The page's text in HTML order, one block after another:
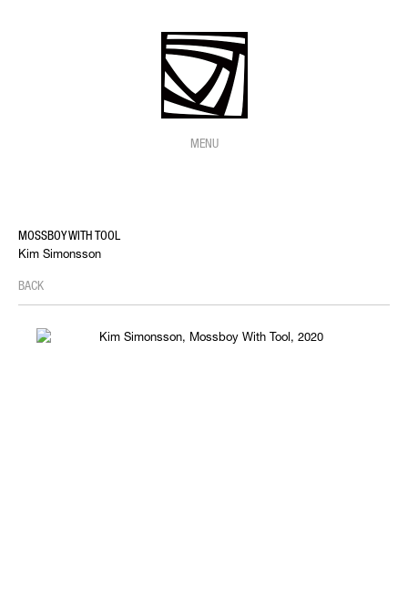
MENU
MOSSBOY WITH TOOL
Kim Simonsson
BACK